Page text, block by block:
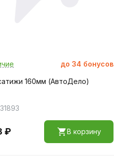
до 34 бонусов
160мм (АвтоДело)
₽ В корзину